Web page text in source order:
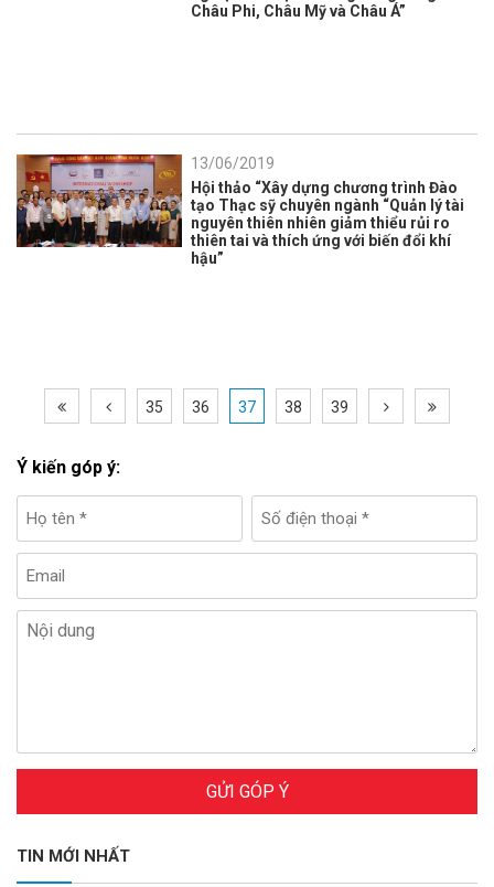
Châu Phi, Châu Mỹ và Châu Á”
13/06/2019
Hội thảo “Xây dựng chương trình Đào
tạo Thạc sỹ chuyên ngành “Quản lý tài
nguyên thiên nhiên giảm thiểu rủi ro
thiên tai và thích ứng với biến đổi khí
hậu”
35 36 37 38 39
Ý kiến góp ý:
GỬI GÓP Ý
TIN MỚI NHẤT